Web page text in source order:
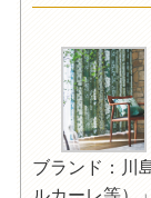
ブランド：川